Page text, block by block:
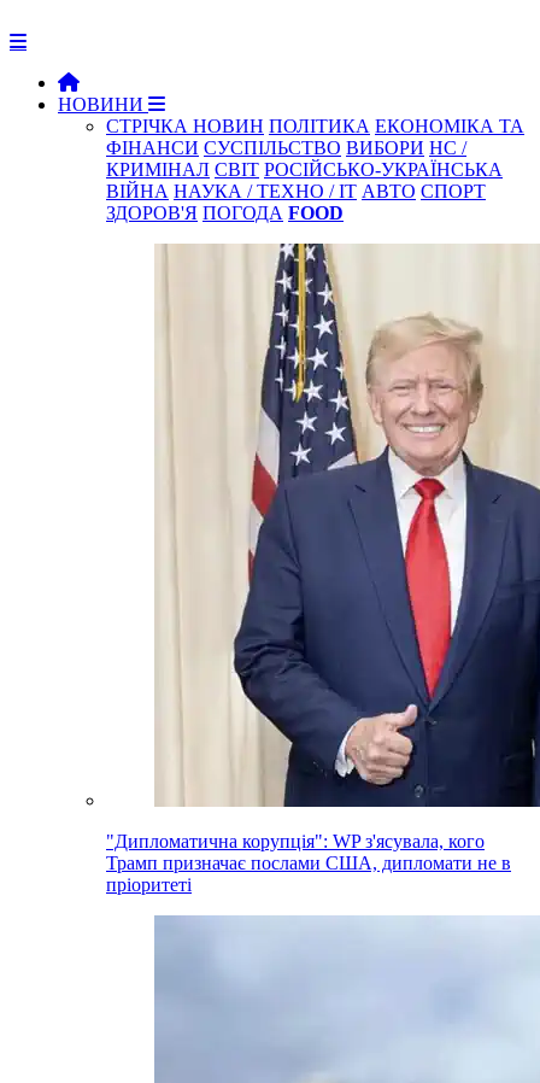
НОВИНИ
СТРІЧКА НОВИН ПОЛІТИКА ЕКОНОМІКА ТА
ФІНАНСИ СУСПІЛЬСТВО ВИБОРИ НС /
КРИМІНАЛ СВІТ РОСІЙСЬКО-УКРАЇНСЬКА
ВІЙНА НАУКА / ТЕХНО / IT АВТО СПОРТ
ЗДОРОВ'Я ПОГОДА FOOD
"Дипломатична корупція": WP з'ясувала, кого
Трамп призначає послами США, дипломати не в
пріоритеті